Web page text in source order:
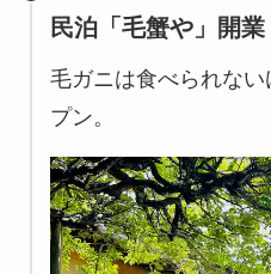
民泊「毛蟹や」開業
毛ガニは食べられな
プン。